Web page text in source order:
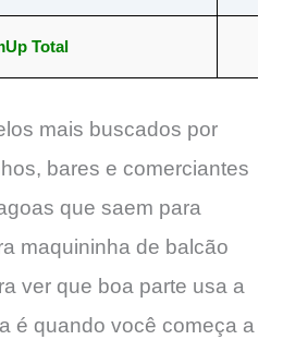
Total
mais buscados por
bares e comerciantes
que saem para
maquininha de balcão
ver que boa parte usa a
é quando você começa a